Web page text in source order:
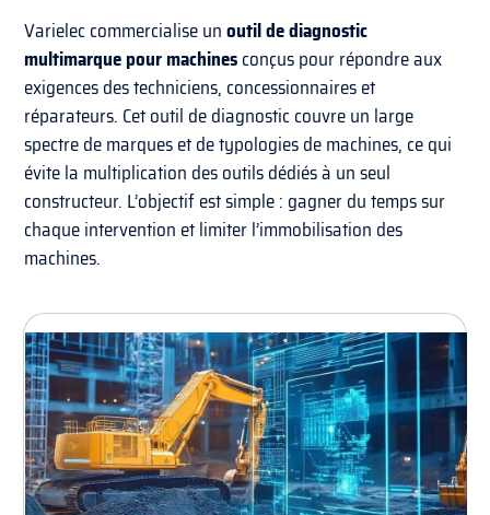
Varielec commercialise unoutil de diagnostic
multimarque pour machinesconçus pour répondre aux
exigences des techniciens, concessionnaires et
réparateurs. Cet outil de diagnostic couvre un large
spectre de marques et de typologies de machines, ce qui
évite la multiplication des outils dédiés à un seul
constructeur. L’objectif est simple : gagner du temps sur
chaque intervention et limiter l’immobilisation des
machines.